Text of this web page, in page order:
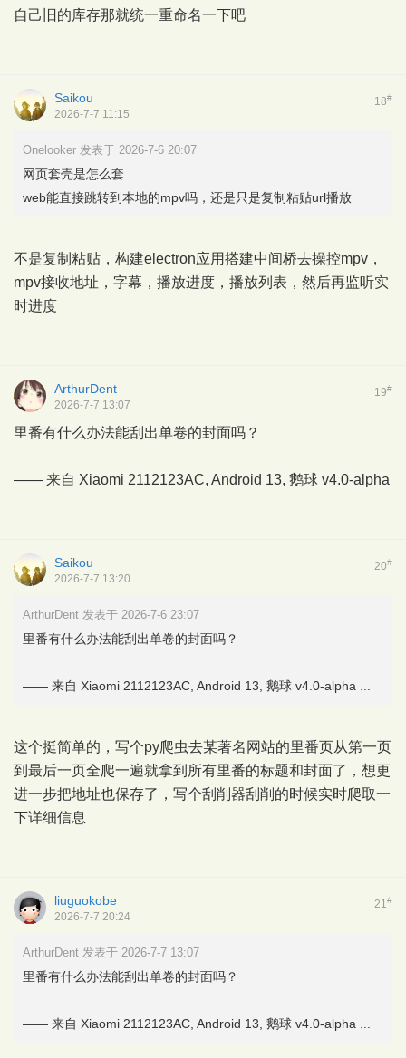
自己旧的库存那就统一重命名一下吧
18#
Saikou
2026-7-7 11:15
Onelooker 发表于 2026-7-6 20:07
网页套壳是怎么套
web能直接跳转到本地的mpv吗，还是只是复制粘贴url播放
不是复制粘贴，构建electron应用搭建中间桥去操控mpv，
mpv接收地址，字幕，播放进度，播放列表，然后再监听实
时进度
19#
ArthurDent
2026-7-7 13:07
里番有什么办法能刮出单卷的封面吗？
—— 来自 Xiaomi 2112123AC, Android 13, 鹅球 v4.0-alpha
20#
Saikou
2026-7-7 13:20
ArthurDent 发表于 2026-7-6 23:07
里番有什么办法能刮出单卷的封面吗？
—— 来自 Xiaomi 2112123AC, Android 13, 鹅球 v4.0-alpha ...
这个挺简单的，写个py爬虫去某著名网站的里番页从第一页
到最后一页全爬一遍就拿到所有里番的标题和封面了，想更
进一步把地址也保存了，写个刮削器刮削的时候实时爬取一
下详细信息
21#
liuguokobe
2026-7-7 20:24
ArthurDent 发表于 2026-7-7 13:07
里番有什么办法能刮出单卷的封面吗？
—— 来自 Xiaomi 2112123AC, Android 13, 鹅球 v4.0-alpha ...